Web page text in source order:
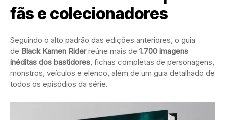
fãs e colecionadores
Seguindo o alto padrão das edições anteriores, o guia
de Black Kamen Riderreúne mais de 1.700 imagens
inéditas dos bastidores , fichas completas de personagens,
monstros, veículos e elenco, além de um guia detalhado de
todos os episódios da série.